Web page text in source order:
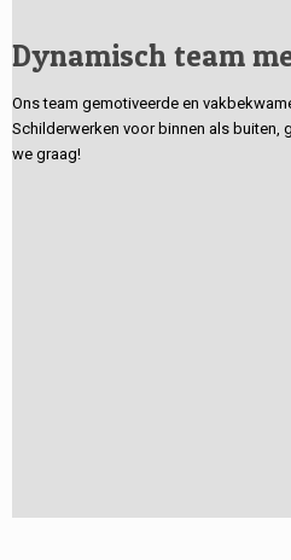
Dynamisch team
Ons team gemotiveerde en
Schilderwerken voor binnen als buiten,
we graag!